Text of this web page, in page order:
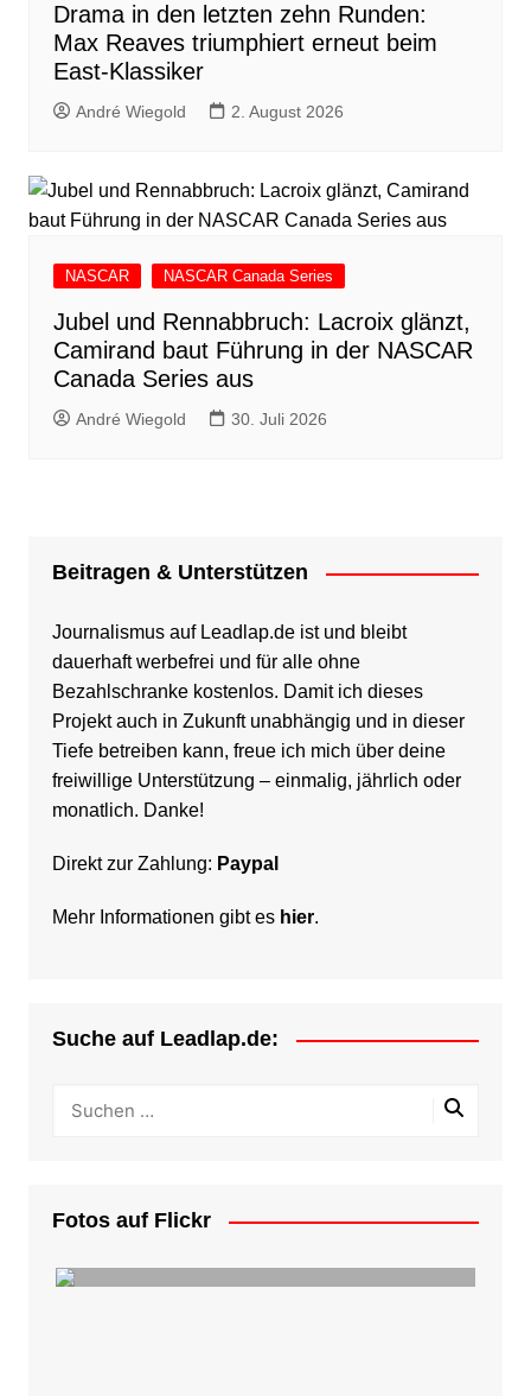
Drama in den letzten zehn Runden:
Max Reaves triumphiert erneut beim
East-Klassiker
André Wiegold 2. August 2026
NASCAR NASCAR Canada Series
Jubel und Rennabbruch: Lacroix glänzt,
Camirand baut Führung in der NASCAR
Canada Series aus
André Wiegold 30. Juli 2026
Beitragen & Unterstützen
Journalismus auf Leadlap.de ist und bleibt
dauerhaft werbefrei und für alle ohne
Bezahlschranke kostenlos. Damit ich dieses
Projekt auch in Zukunft unabhängig und in dieser
Tiefe betreiben kann, freue ich mich über deine
freiwillige Unterstützung – einmalig, jährlich oder
monatlich. Danke!
Direkt zur Zahlung: Paypal
Mehr Informationen gibt es hier.
Suche auf Leadlap.de:
Fotos auf Flickr